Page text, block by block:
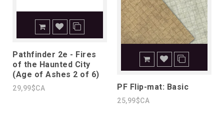
Pathfinder 2e - Fires
of the Haunted City
(Age of Ashes 2 of 6)
29,99$CA PF Flip-mat: Basic
25,99$CA